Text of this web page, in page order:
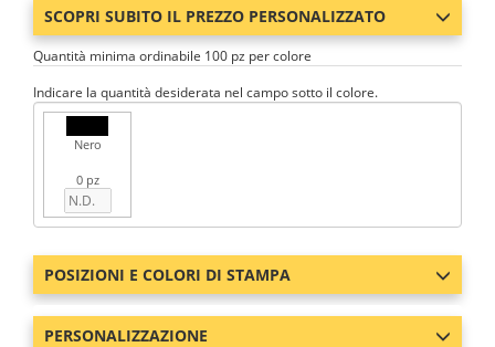
SCOPRI SUBITO IL PREZZO PERSONALIZZATO
Quantità minima ordinabile 100 pz per colore
Indicare la quantità desiderata nel campo sotto il colore.
Nero
0 pz
POSIZIONI E COLORI DI STAMPA
PERSONALIZZAZIONE